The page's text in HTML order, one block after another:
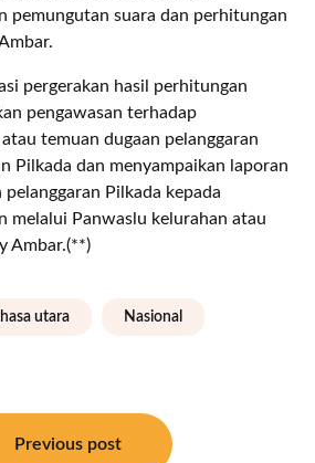
pemungutan suara dan perhitungan
pergerakan hasil perhitungan
pengawasan terhadap
temuan dugaan pelanggaran
Pilkada dan menyampaikan laporan
Pilkada kepada
melalui Panwaslu kelurahan atau
Ambar.(**)
utara Nasional
Previous post